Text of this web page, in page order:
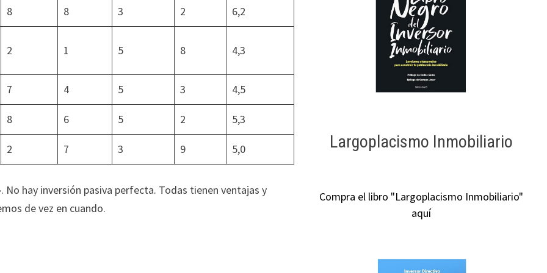
8 8 3 2 6,2
2 1 5 8 4,3
7 4 5 3 4,5
8 6 5 2 5,3
2 7 3 9 5,0
hay inversión pasiva perfecta. Todas tienen ventajas y
de vez en cuando.
Largoplacismo Inmobiliario
Compra el libro "Largoplacismo Inmobiliario"
aquí